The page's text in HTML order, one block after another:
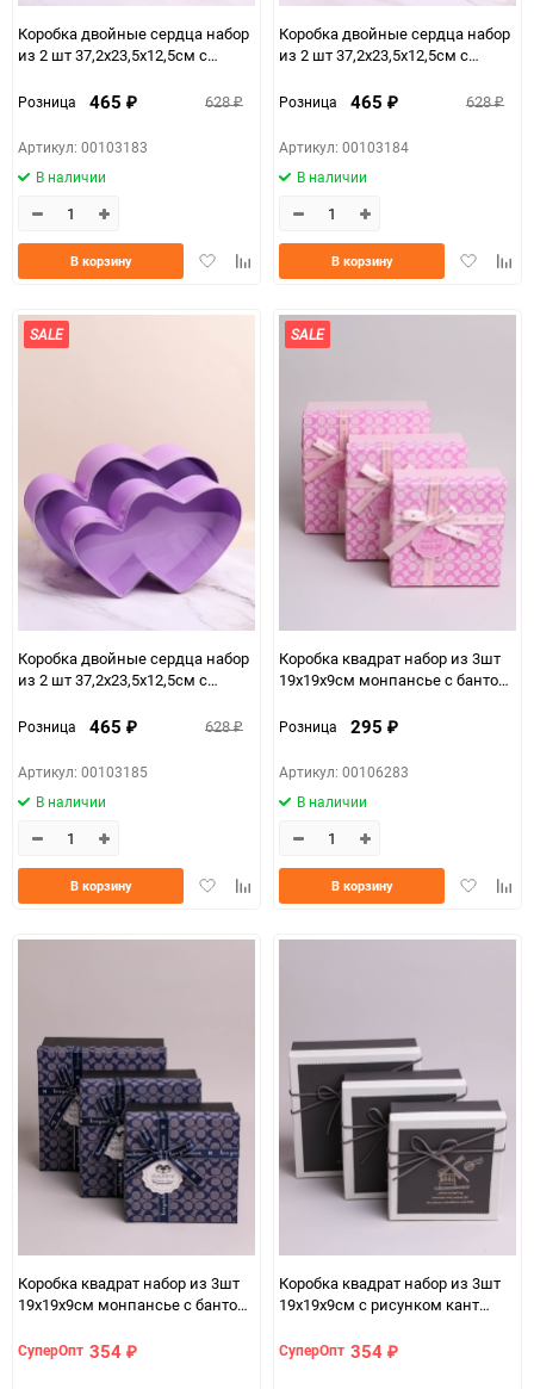
Коробка двойные сердца набор
из 2 шт 37,2x23,5x12,5см с
Розница 465 ₽ 628₽
Артикул: 00103183
В наличии
ДобавитьДобавить
В корзину
Коробка двойные сердца набор
из 2 шт 37,2x23,5x12,5см с
Розница 465 ₽ 628₽
Артикул: 00103184
В наличии
Добавить
В корзину
SALE
Коробка двойные сердца набор
из 2 шт 37,2x23,5x12,5см с
сиреневый
Розница 465 ₽ 628₽
Артикул: 00103185
В наличии
ДобавитьДобавить
В корзину
SALE
Коробка квадрат набор из 3шт
19x19x9см монпансье с бантом
Розница 295 ₽
Артикул: 00106283
В наличии
Добавить
В корзину
Коробка квадрат набор из 3шт
19x19x9см монпансье с бантом
СуперОпт 354 ₽
Коробка квадрат набор из 3шт
19х19х9см с рисунком кант
СуперОпт 354 ₽